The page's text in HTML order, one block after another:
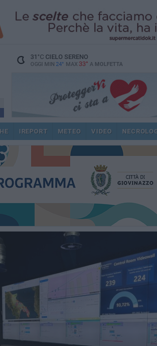
31 °CCIELO SERENO
OGGI MIN 24° MAX 33° A MOLFETTA
IREPORT METEO VIDEO